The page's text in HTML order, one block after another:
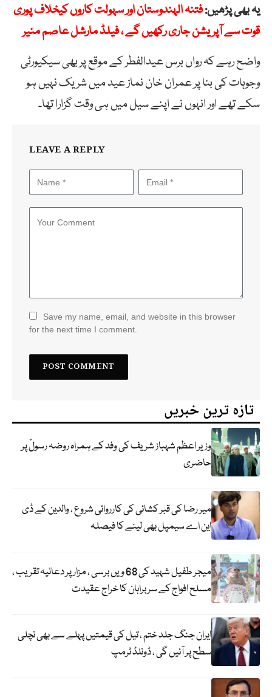
یہ بھی پڑھیں:فتنہ الہندوستان اور سہولت کاروں کیخلاف پوری
قوت سے آپریشن جاری رکھیں گے ، فیلڈ مارشل عاصم منیر
واضح رہے کہ رواں برس عیدالفطر کے موقع پر بھی سیکیورٹی
وجوہات کی بنا پر عمران خان نماز عید میں شریک نہیں ہو
سکے تھے اور انہوں نے اپنے سیل میں ہی وقت گزارا تھا۔
LEAVE A REPLY
Save my name, email, and website in this browser
for the next time I comment.
تازہ ترین خبریں
وزیر اعظم شہباز شریف کی وفد کے ہمراہ روضہ رسولؐ پر
حاضری
میر رضا کی قبر کشائی کی کارروائی شروع ، والدین کے ڈی
این اے سیمپل بھی لینے کا فیصلہ
میجر طفیل شہید کی 68 ویں برسی ، مزار پر دعائیہ تقریب ،
مسلح افواج کے سربراہان کا خراج عقیدت
ایران جنگ جلد ختم ، تیل کی قیمتیں پہلے سے بھی نچلی
سطح پر آئیں گی ، ڈونلڈ ٹرمپ